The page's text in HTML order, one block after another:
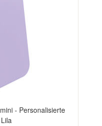
- Personalisierte